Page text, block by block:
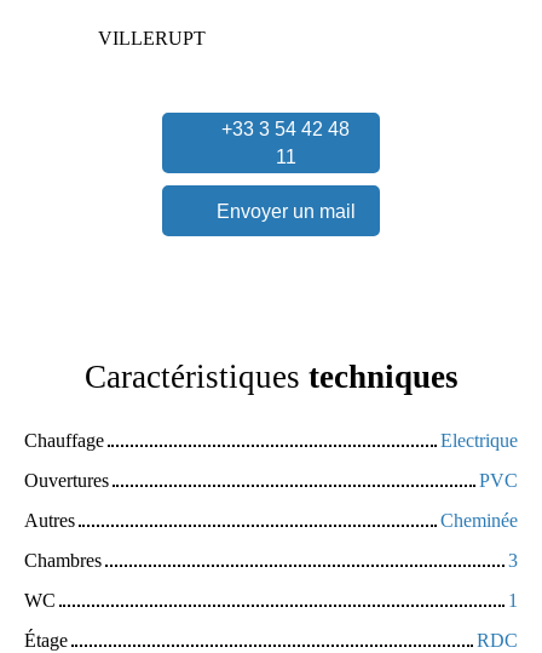
VILLERUPT
+33 3 54 42 48
11
Envoyer un mail
Caractéristiques techniques
Chauffage
Electrique
Ouvertures
PVC
Autres
Cheminée
Chambres
3
WC
1
Étage
RDC